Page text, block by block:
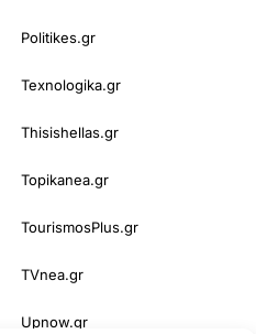
Politikes.gr
Texnologika.gr
Thisishellas.gr
Topikanea.gr
TourismosPlus.gr
TVnea.gr
Upnow.gr